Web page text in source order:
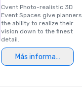
Cvent Photo-realistic 3D
Event Spaces give planners
the ability to realize their
vision down to the finest
detail.
Más información